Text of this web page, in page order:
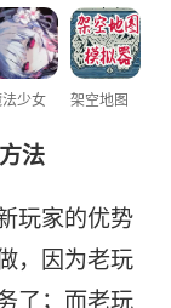
少女 架空地图
法
玩家的优势
，因为老玩
了；而老玩